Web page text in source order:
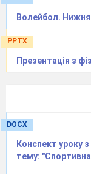
1 ведуча.
Це знають
Коли ж сім’я
разом
Дитина.
Волейбол.
PPTX
Презентація з
DOCX
Конспект уроку
тему: